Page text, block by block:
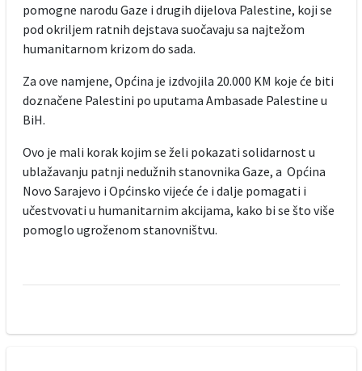
pomogne narodu Gaze i drugih dijelova Palestine, koji se
pod okriljem ratnih dejstava suočavaju sa najtežom
humanitarnom krizom do sada.
Za ove namjene, Općina je izdvojila 20.000 KM koje će biti
doznačene Palestini po uputama Ambasade Palestine u
BiH.
Ovo je mali korak kojim se želi pokazati solidarnost u
ublažavanju patnji nedužnih stanovnika Gaze, a Općina
Novo Sarajevo i Općinsko vijeće će i dalje pomagati i
učestvovati u humanitarnim akcijama, kako bi se što više
pomoglo ugroženom stanovništvu.